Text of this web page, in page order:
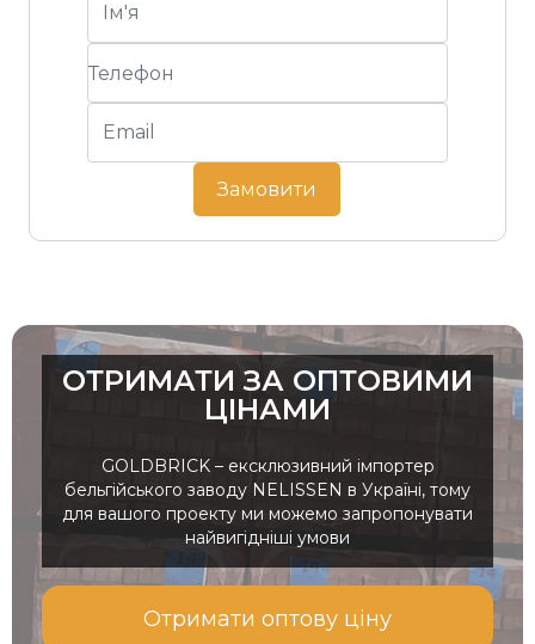
Замовити
ОТРИМАТИ ЗА ОПТОВИМИ
ЦІНАМИ
GOLDBRICK – ексклюзивний імпортер
бельгійського заводу NELISSEN в Україні, тому
для вашого проекту ми можемо запропонувати
найвигідніші умови
Отримати оптову ціну